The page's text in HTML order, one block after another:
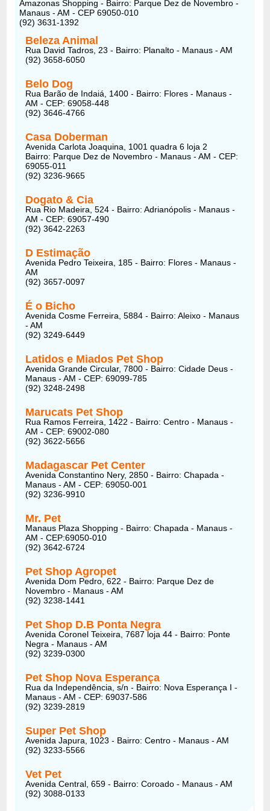
Amazonas Shopping - Bairro: Parque Dez de Novembro -
Manaus - AM - CEP 69050-010
(92) 3631-1392
Beleza Animal
Rua David Tadros, 23 - Bairro: Planalto - Manaus - AM
(92) 3658-6050
Belo Dog
Rua Barão de Indaiá, 1400 - Bairro: Flores - Manaus -
AM - CEP: 69058-448
(92) 3646-4766
Casa Doberman
Avenida Carlota Joaquina, 1001 quadra 6 loja 2
Bairro: Parque Dez de Novembro - Manaus - AM - CEP:
69055-011
(92) 3236-9665
Dogato & Cia
Rua Rio Madeira, 524 - Bairro: Adrianópolis - Manaus -
AM - CEP: 69057-490
(92) 3642-2263
D Estimação
Avenida Pedro Teixeira, 185 - Bairro: Flores - Manaus -
AM
(92) 3657-0097
É o Bicho
Avenida Cosme Ferreira, 5884 - Bairro: Aleixo - Manaus
- AM
(92) 3249-6449
Latidos e Miados Pet Shop
Avenida Grande Circular, 7800 - Bairro: Cidade Deus -
Manaus - AM - CEP: 69099-785
(92) 3248-2498
Marucats Pet Shop
Rua Ramos Ferreira, 1422 - Bairro: Centro - Manaus -
AM - CEP: 69002-080
(92) 3622-5656
Madagascar Pet Center
Avenida Constantino Nery, 2850 - Bairro: Chapada -
Manaus - AM - CEP: 69050-001
(92) 3236-9910
Mr. Pet
Manaus Plaza Shopping - Bairro: Chapada - Manaus -
AM - CEP:69050-010
(92) 3642-6724
Pet Shop Agropet
Avenida Dom Pedro, 622 - Bairro: Parque Dez de
Novembro - Manaus - AM
(92) 3238-1441
Pet Shop D.B Ponta Negra
Avenida Coronel Teixeira, 7687 loja 44 - Bairro: Ponte
Negra - Manaus - AM
(92) 3239-0300
Pet Shop Nova Esperança
Rua da Independência, s/n - Bairro: Nova Esperança I -
Manaus - AM - CEP: 69037-586
(92) 3239-2819
Super Pet Shop
Avenida Japura, 1023 - Bairro: Centro - Manaus - AM
(92) 3233-5566
Vet Pet
Avenida Central, 659 - Bairro: Coroado - Manaus - AM
(92) 3088-0133